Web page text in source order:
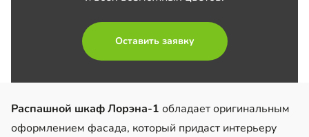
Оставить заявку
Распашной шкаф Лорэна-1 обладает оригинальным
оформлением фасада, который придаст интерьеру